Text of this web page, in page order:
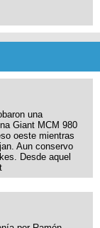
una
Giant MCM 980
oeste mientras
Aun conservo
Desde aquel